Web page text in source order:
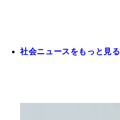
社会ニュースをもっと見る